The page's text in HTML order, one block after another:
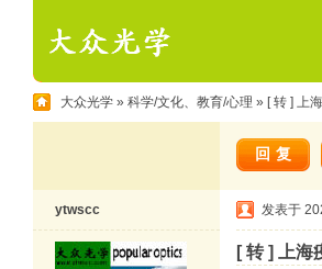
大众光学 » 科学/文化、教育/心理 » [ 转 ] 上
回复
ytwscc 发表于
[ 转 ] 上